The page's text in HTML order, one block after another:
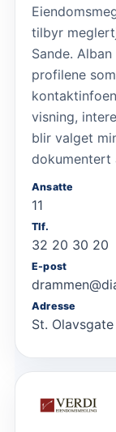
tilbyr
Sande.
profilene
visning,
blir valget
dokumentert
Ansatte
11
Tlf.
32 20 30 20
E-post
Adresse
St.